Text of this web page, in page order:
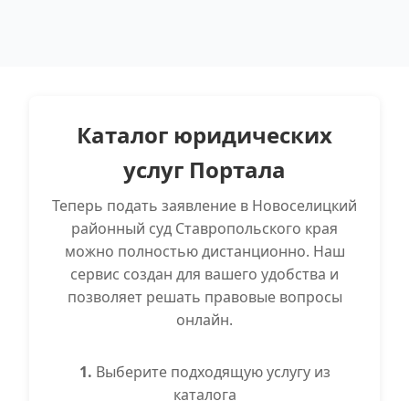
Каталог юридических
услуг Портала
Теперь подать заявление в Новоселицкий
районный суд Ставропольского края
можно полностью дистанционно. Наш
сервис создан для вашего удобства и
позволяет решать правовые вопросы
онлайн.
1. Выберите подходящую услугу из
каталога